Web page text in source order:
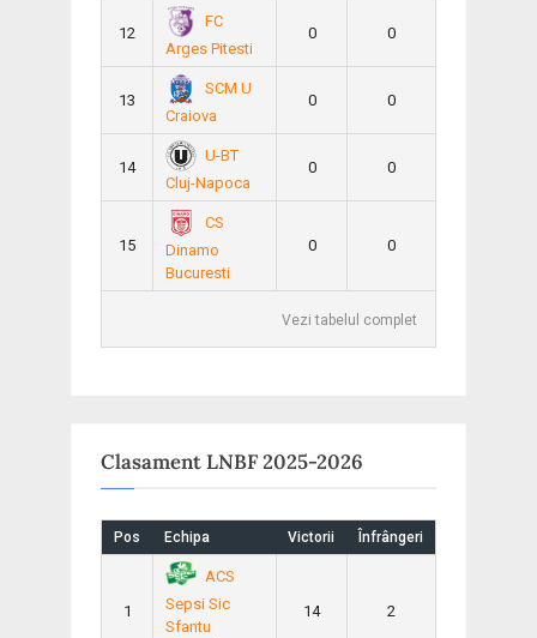
12
FC
Arges Pitesti
0 0
13
SCM U
Craiova
0 0
14
U-BT
Cluj-Napoca
0 0
15
CS
Dinamo
Bucuresti
0 0
Vezi tabelul complet
Clasament LNBF 2025-2026
Pos Echipa Victorii Înfrângeri
1
ACS
Sepsi Sic
Sfantu
14 2